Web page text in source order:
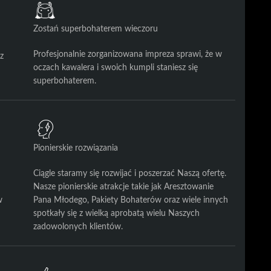
Zostań superbohaterem wieczoru
Profesjonalnie zorganizowana impreza sprawi, że w
oczach kawalera i swoich kumpli staniesz się
superbohaterem.
Pionierskie rozwiązania
Ciągle staramy się rozwijać i poszerzać Naszą ofertę.
Nasze pionierskie atrakcje takie jak Aresztowanie
Pana Młodego, Pakiety Bohaterów oraz wiele innych
spotkały się z wielką aprobatą wielu Naszych
zadowolonych klientów.